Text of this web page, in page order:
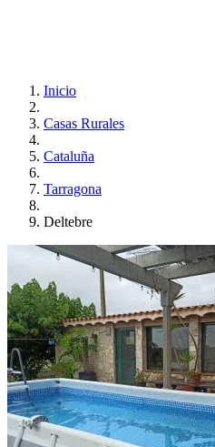
Inicio
Casas Rurales
Cataluña
Tarragona
Deltebre